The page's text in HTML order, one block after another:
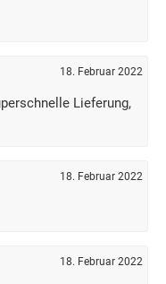
18. Februar 2022
Lieferung,
18. Februar 2022
18. Februar 2022